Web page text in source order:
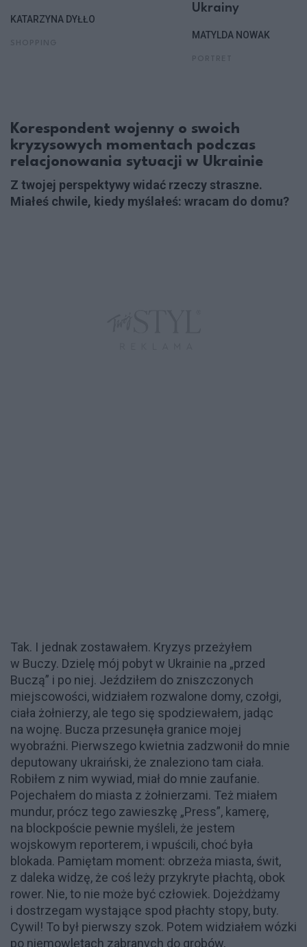
KATARZYNA DYŁŁO
Ukrainy
MATYLDA NOWAK
Korespondent wojenny o swoich
kryzysowych momentach podczas
relacjonowania sytuacji w Ukrainie
Z twojej perspektywy widać rzeczy straszne.
Miałeś chwile, kiedy myślałeś: wracam do domu?
Tak. I jednak zostawałem. Kryzys przeżyłem
w Buczy. Dzielę mój pobyt w Ukrainie na „przed
Buczą” i po niej. Jeździłem do zniszczonych
miejscowości, widziałem rozwalone domy, czołgi,
ciała żołnierzy, ale tego się spodziewałem, jadąc
na wojnę. Bucza przesunęła granice mojej
wyobraźni. Pierwszego kwietnia zadzwonił do mnie
deputowany ukraiński, że znaleziono tam ciała.
Robiłem z nim wywiad, miał do mnie zaufanie.
Pojechałem do miasta z żołnierzami. Też miałem
mundur, prócz tego zawieszkę „Press”, kamerę,
na blockpoście pewnie myśleli, że jestem
wojskowym reporterem, i wpuścili, choć była
blokada. Pamiętam moment: obrzeża miasta, świt,
z daleka widzę, że coś leży przykryte płachtą, obok
rower. Nie, to nie może być człowiek. Dojeżdżamy
i dostrzegam wystające spod płachty stopy, buty.
Cywil! To był pierwszy szok. Potem widziałem wózki
po niemowlętach zabranych do grobów,